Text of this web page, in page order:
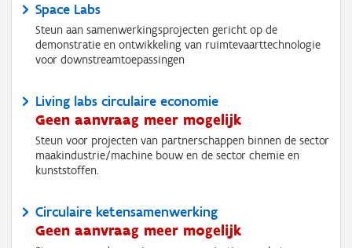
Space Labs
Steun aan samenwerkingsprojecten gericht op de
demonstratie en ontwikkeling van ruimtevaarttechnologie
voor downstreamtoepassingen
Living labs circulaire economie
Geen aanvraag meer mogelijk
Steun voor projecten van partnerschappen binnen de sector
maakindustrie/machine bouw en de sector chemie en
kunststoffen.
Circulaire ketensamenwerking
Geen aanvraag meer mogelijk